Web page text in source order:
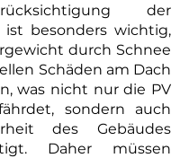
der
ist besonders wichtig,
durch Schnee
Schäden am Dach
was nicht nur die PV
sondern auch
des Gebäudes
Daher müssen